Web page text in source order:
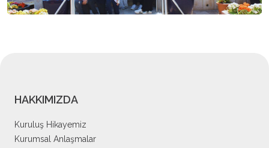
HAKKIMIZDA
Kuruluş Hikayemiz
Kurumsal Anlaşmalar